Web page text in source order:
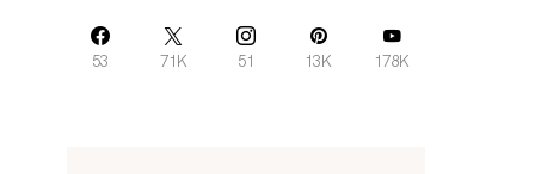
53 71K 51 13K 178K